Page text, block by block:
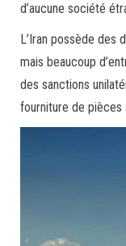
d’aucune société
L’Iran possède des
mais beaucoup
des sanctions
fourniture de pièces